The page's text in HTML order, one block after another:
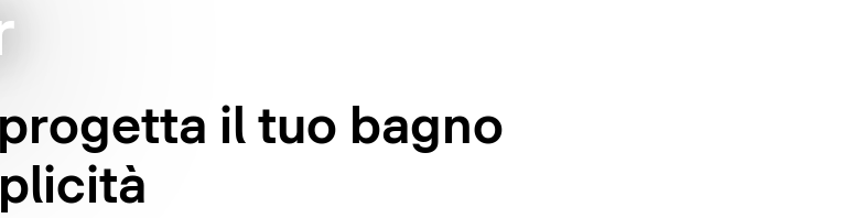
il tuo bagno